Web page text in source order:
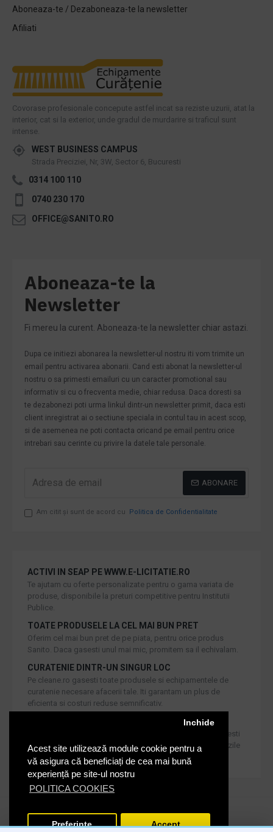
Acest site utilizează module cookie pentru a
vă asigura că beneficiați de cea mai bună
experiență pe site-ul nostru
POLITICA COOKIES
Inchide
Preferinte Accept
Aboneaza-te / Dezaboneaza-te la newsletter
Afiliati
Covorase profesionale concepute astfel incat sa reziste uzurii, atat la
interior, cat si la exterior, unde gradul de murdarire si traficul sunt
intense.
WEST BUSINESS CAMPUS
Strada Preciziei, Nr, 3W, Sector 6, Bucuresti
0314 100 110
0740 230 170
OFFICE@SANITO.RO
Aboneaza-te la
Newsletter
Fi mereu la curent. Aboneaza-te la newsletter chiar astazi.
Dupa ce initiezi abonarea la newsletter-ul nostru iti vom trimite un
email pentru activarea abonarii. Cand esti abonat la newsletter-ul
nostru o sa primesti emailuri cu un caracter promotional sau
informativ si cu o frecventa medie, chiar redusa. Daca doresti sa
te dezabonezi poti urma linkul dintr-un newsletter primit, daca esti
client inregistrat ai o sectiune speciala in contul tau in acest scop,
si de asemenea ne poti contacta oricand pe email pentru orice
intrebari sau cerinte cu privire la datele tale personale.
ABONARE
Am citit şi sunt de acord cu Politica de Confidentialitate
ACTIVI IN SEAP PE WWW.E-LICITATIE.RO
Te ajutam cu oferte personalizate pentru o gama variata de
produse, disponibile la preturi competitive pentru Institutii
Publice.
TOATE PRODUSELE LA CEL MAI BUN PRET
Oferim cel mai bun pret de pe piata, pentru orice produs
Sanito. Daca gasesti unul mai mic, promitem sa il echivalam.
CURATENIE DINTR-UN SINGUR LOC
Pe cleane.ro gasesti toate produsele si echipamentele de
curatenie necesare afacerii tale. Iti garantam un plus de
eficienta si costuri reduse semnificativ.
Iti oferim produse de cea mai inalta calitate, dar daca doresti
inlocuirea sau returnarea lor, noi asiguram returul in 30 de zile
de la achizitie catre consumatori.
Cleane.ro © 2020. Toate drepturile rezervate.